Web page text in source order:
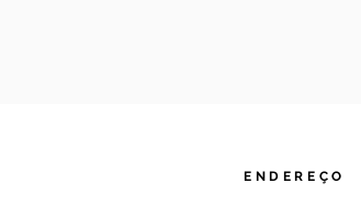
ENDEREÇO